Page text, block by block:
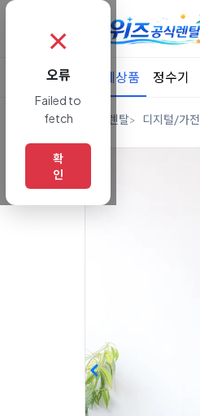
전체상품 정수기
렌탈 디지털/가전
✗
오류
Failed to
fetch
확
인